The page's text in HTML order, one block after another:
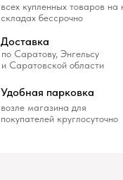
возле магазина для
покупателей круглосуточно
Удобная парковка
всех купленных товаров на
складах бессрочно
по Саратову, Энгельсу
и Саратовской области
Доставка